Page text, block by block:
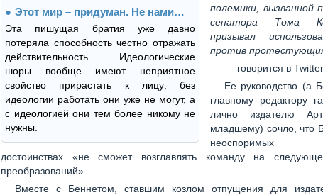
Этот мир – придуман. Не нами…
Эта пишущая братия уже давно
потеряла способность честно отражать
действительность. Идеологические
шоры вообще имеют неприятное
свойство прирастать к лицу: без
идеологии работать они уже не могут, а
с идеологией они тем более никому не
нужны.
полемики, вызванной
сенатора Тома
призывал
против
— говорится в Twitter
Ее руководство (а
главному редактору
лично издателю
младшему) сочло, что
неоспоримых
достоинствах «не сможет возглавлять команду на
преобразований».
Вместе с Беннетом, ставшим козлом отпущения для